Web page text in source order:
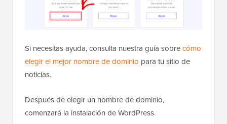
Si necesitas ayuda, consulta nuestra guía sobrecómo
elegir el mejor nombre de dominio para tu sitio de
noticias.
Después de elegir un nombre de dominio,
comenzará la instalación de WordPress.